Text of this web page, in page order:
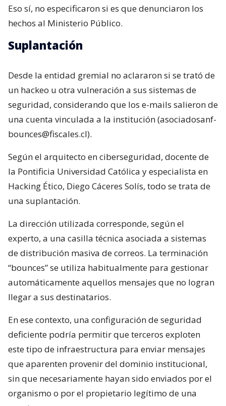
Eso sí, no especificaron si es que denunciaron los
hechos al Ministerio Público.
Suplantación
Desde la entidad gremial no aclararon si se trató de
un hackeo u otra vulneración a sus sistemas de
seguridad, considerando que los e-mails salieron de
una cuenta vinculada a la institución (asociadosanf-
bounces@fiscales.cl).
Según el arquitecto en ciberseguridad, docente de
la Pontificia Universidad Católica y especialista en
Hacking Ético, Diego Cáceres Solís, todo se trata de
una suplantación.
La dirección utilizada corresponde, según el
experto, a una casilla técnica asociada a sistemas
de distribución masiva de correos. La terminación
“bounces” se utiliza habitualmente para gestionar
automáticamente aquellos mensajes que no logran
llegar a sus destinatarios.
En ese contexto, una configuración de seguridad
deficiente podría permitir que terceros exploten
este tipo de infraestructura para enviar mensajes
que aparenten provenir del dominio institucional,
sin que necesariamente hayan sido enviados por el
organismo o por el propietario legítimo de una